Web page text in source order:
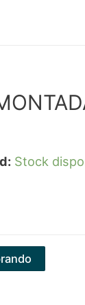
Stock